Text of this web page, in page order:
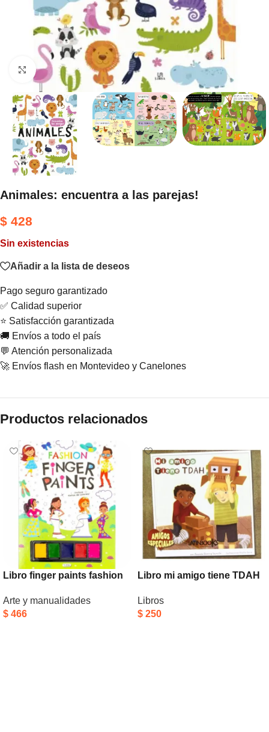
Haga clic para ampliar
Animales: encuentra a las parejas!
$ 428
Sin existencias
Añadir a la lista de deseos
Pago seguro garantizado
✅ Calidad superior
⭐ Satisfacción garantizada
🚚 Envíos a todo el país
💬 Atención personalizada
🚀 Envíos flash en Montevideo y Canelones
Productos relacionados
Libro finger paints fashion
Arte y manualidades
$ 466
Libro mi amigo tiene TDAH
Libros
$ 250